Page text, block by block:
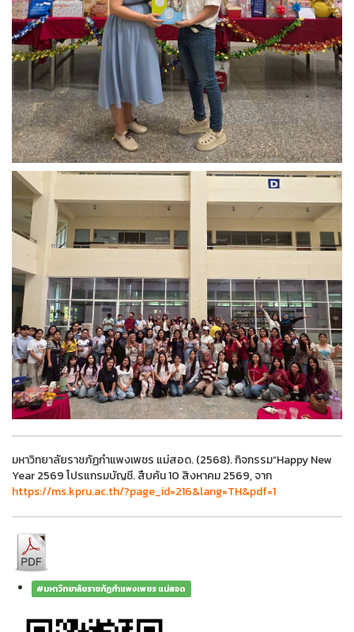
มหาวิทยาลัยราชภัฏกำแพงเพชร แม่สอด. (2568). กิจกรรม“Happy New
Year 2569 โปรแกรมบัญชี. สืบค้น 10 สิงหาคม 2569, จาก
https://ms.kpru.ac.th/?page_id=216&lang=TH&pdf=1
#มหาวิทยาลัยราชภัฏกำแพงเพชร แม่สอด